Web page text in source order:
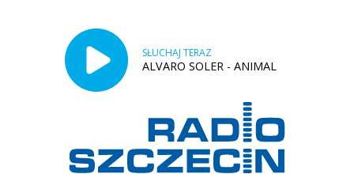
SŁUCHAJ TERAZ
ALVARO SOLER - ANIMAL